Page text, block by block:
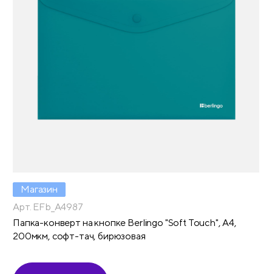
Магазин
Арт. EFb_A4987
Папка-конверт на кнопке Berlingo "Soft Touch", А4,
200мкм, софт-тач, бирюзовая